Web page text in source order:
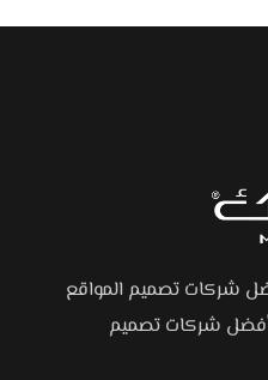
شركات تصميم المواقع
شركات تصميم